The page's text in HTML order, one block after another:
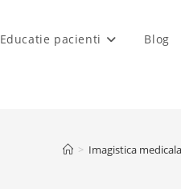
Educatie pacienti Blog
> Imagistica medicala